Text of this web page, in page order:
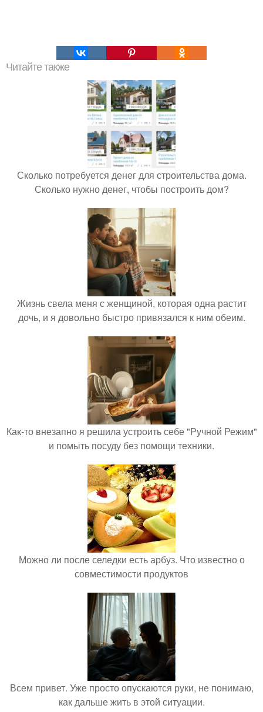
Читайте также
Сколько потребуется денег для строительства дома.
Сколько нужно денег, чтобы построить дом?
Жизнь свела меня с женщиной, которая одна растит
дочь, и я довольно быстро привязался к ним обеим.
Как-то внезапно я решила устроить себе "Ручной Режим"
и помыть посуду без помощи техники.
Можно ли после селедки есть арбуз. Что известно о
совместимости продуктов
Всем привет. Уже просто опускаются руки, не понимаю,
как дальше жить в этой ситуации.